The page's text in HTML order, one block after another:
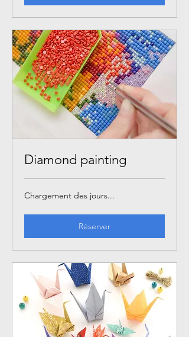
Diamond painting
Chargement des jours...
Réserver